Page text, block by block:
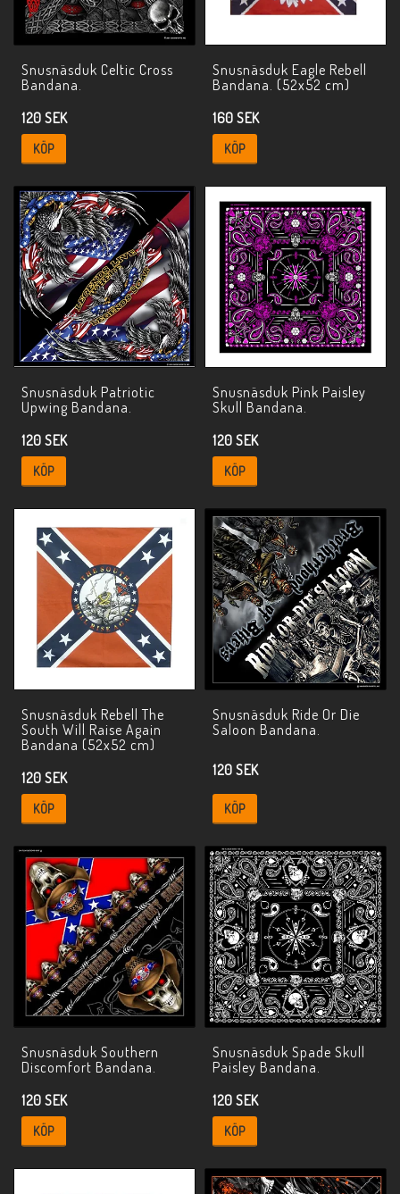
Snusnäsduk Celtic Cross
Bandana.
120 SEK
KÖP
Snusnäsduk Eagle Rebell
Bandana. (52x52 cm)
160 SEK
KÖP
Snusnäsduk Patriotic
Upwing Bandana.
120 SEK
KÖP
Snusnäsduk Pink Paisley
Skull Bandana.
120 SEK
KÖP
Snusnäsduk Rebell The
South Will Raise Again
Bandana (52x52 cm)
120 SEK
KÖP
Snusnäsduk Ride Or Die
Saloon Bandana.
120 SEK
KÖP
Snusnäsduk Southern
Discomfort Bandana.
120 SEK
KÖP
Snusnäsduk Spade Skull
Paisley Bandana.
120 SEK
KÖP